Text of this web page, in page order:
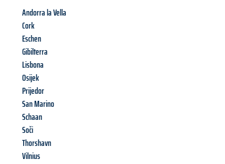
Andorra la Vella
Cork
Eschen
Gibilterra
Lisbona
Osijek
Prijedor
San Marino
Schaan
Soči
Thorshavn
Vilnius